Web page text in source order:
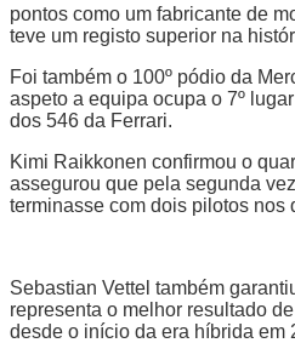
pontos como um fabricante de
teve um registo superior na
Foi também o 100º pódio da
aspeto a equipa ocupa o 7º
dos 546 da Ferrari.
Kimi Raikkonen confirmou o
assegurou que pela segunda
terminasse com dois pilotos nos
Sebastian Vettel também
representa o melhor resultado
desde o início da era híbrida em